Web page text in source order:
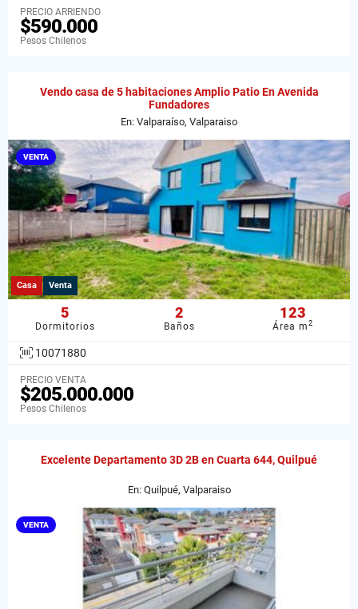
PRECIO ARRIENDO
$590.000
Pesos Chilenos
Vendo casa de 5 habitaciones Amplio Patio En Avenida
Fundadores
En: Valparaíso, Valparaiso
VENTA
Casa Venta
5
Dormitorios
2
Baños
123
Área m2
10071880
PRECIO VENTA
$205.000.000
Pesos Chilenos
Excelente Departamento 3D 2B en Cuarta 644, Quilpué
En: Quilpué, Valparaiso
VENTA